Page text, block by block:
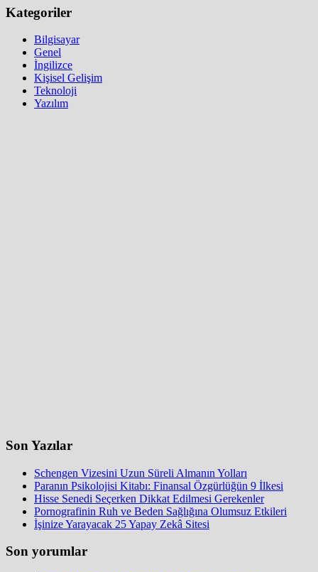
Kategoriler
Bilgisayar
Genel
İngilizce
Kişisel Gelişim
Teknoloji
Yazılım
Son Yazılar
Schengen Vizesini Uzun Süreli Almanın Yolları
Paranın Psikolojisi Kitabı: Finansal Özgürlüğün 9 İlkesi
Hisse Senedi Seçerken Dikkat Edilmesi Gerekenler
Pornografinin Ruh ve Beden Sağlığına Olumsuz Etkileri
İşinize Yarayacak 25 Yapay Zekâ Sitesi
Son yorumlar